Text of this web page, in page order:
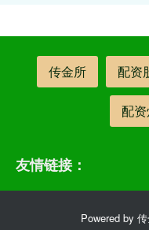
传金所 配资
配
友情链接：
Powered by